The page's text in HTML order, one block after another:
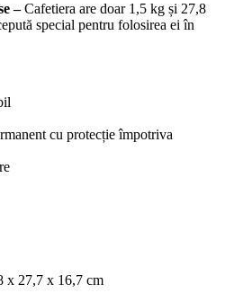
–Cafetiera are doar 1,5 kg și 27,8
special pentru folosirea ei în
cu protecție împotriva
x 27,7 x 16,7 cm